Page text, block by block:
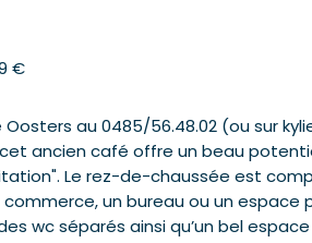
€
Oosters au 0485/56.48.02 (ou sur
ancien café offre un beau
Le rez-de-chaussée est
un bureau ou un espace
wc séparés ainsi qu’un bel